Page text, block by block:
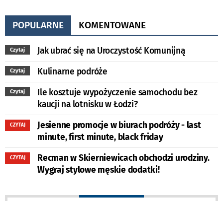
POPULARNE KOMENTOWANE
Czytaj Jak ubrać się na Uroczystość Komunijną
Czytaj Kulinarne podróże
Czytaj
Ile kosztuje wypożyczenie samochodu bez
kaucji na lotnisku w Łodzi?
CZYTAJ
Jesienne promocje w biurach podróży - last
minute, first minute, black friday
CZYTAJ
Recman w Skierniewicach obchodzi urodziny.
Wygraj stylowe męskie dodatki!